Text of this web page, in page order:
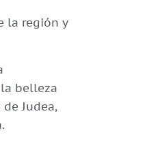
la región y
belleza
Judea,